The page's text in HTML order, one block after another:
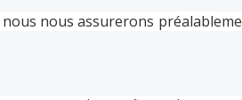
nous assurerons